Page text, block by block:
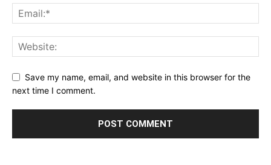
Save my name, email, and website in this browser for the
next time I comment.